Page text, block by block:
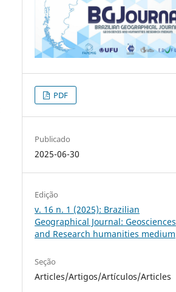
PDF
Publicado
2025-06-30
Edição
v. 16 n. 1 (2025): Brazilian
Geographical Journal: Geosciences
and Research humanities medium
Seção
Articles/Artigos/Artículos/Articles